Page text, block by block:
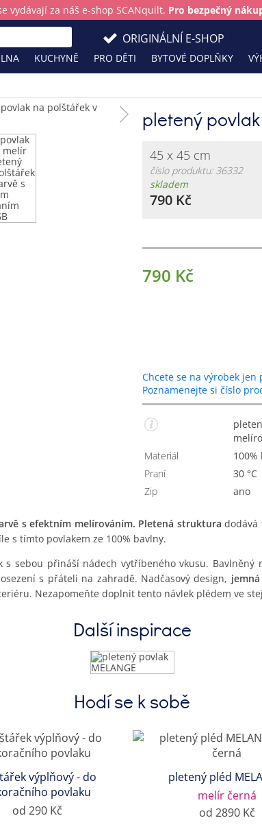
vydávají za náš e-shop SCANquilt. Pro bezpečný
KUCHYNĚ PRO DĚTI BYTOVÉ DOPLŇKY
ORIGINÁLNÍ E-SHOP
pletený
45 x 45 cm
číslo produktu: 36332
skladem
790 Kč
790 Kč
Chcete se na výrobek
Poznamenejte si číslo
pletený povlak na polštářek v černé barvě s jemným
Materiál
Praní
30 °C
Zip
Ano
s efektním melírováním. Pletená struktura dodává
s tímto povlakem ze 100% bavlny.
s sebou přináší nádech vytříbeného vkusu.
s přáteli na zahradě. Nadčasový design,
Nezapomeňte doplnit tento návlek plédem ve
Další inspirace
Hodí se k sobě
výplňový - do
povlaku
od 290 Kč
pletený pléd
melír černá
od 2890 Kč